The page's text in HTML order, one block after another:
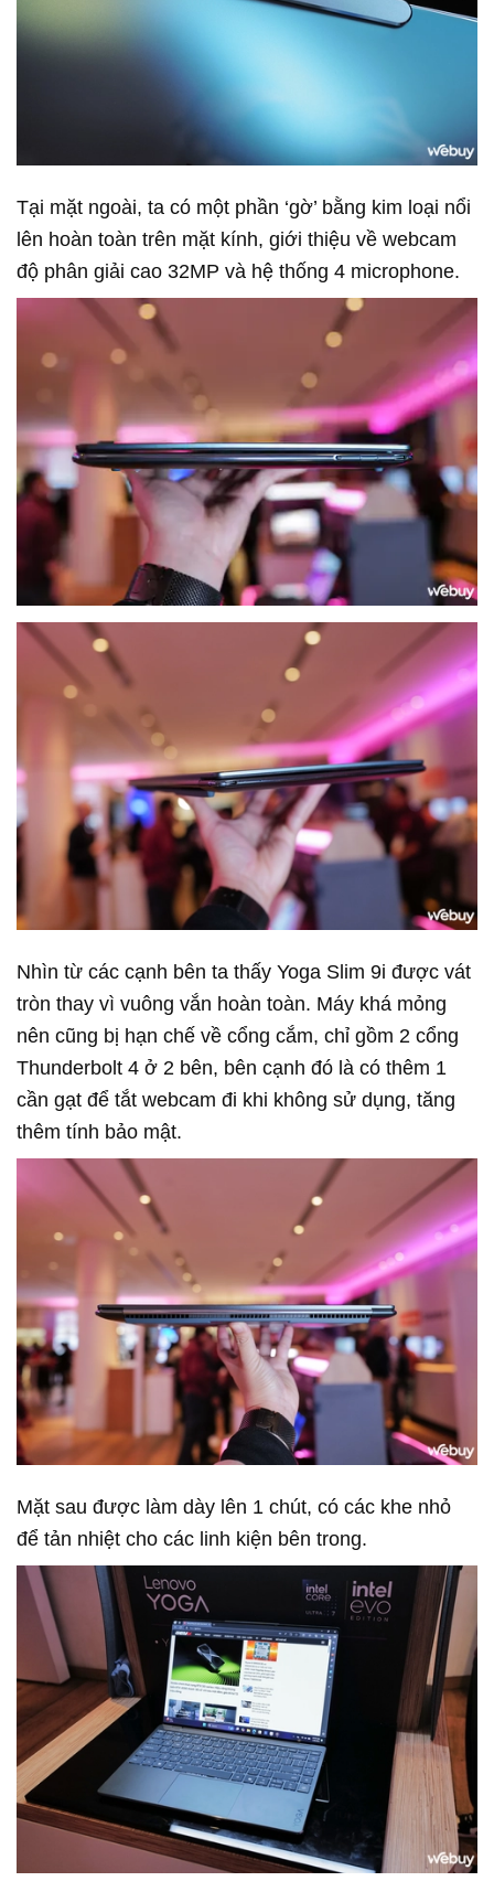
Tại mặt ngoài, ta có một phần ‘gờ’ bằng kim loại nổi
lên hoàn toàn trên mặt kính, giới thiệu về webcam
độ phân giải cao 32MP và hệ thống 4 microphone.
Nhìn từ các cạnh bên ta thấy Yoga Slim 9i được vát
tròn thay vì vuông vắn hoàn toàn. Máy khá mỏng
nên cũng bị hạn chế về cổng cắm, chỉ gồm 2 cổng
Thunderbolt 4 ở 2 bên, bên cạnh đó là có thêm 1
cần gạt để tắt webcam đi khi không sử dụng, tăng
thêm tính bảo mật.
Mặt sau được làm dày lên 1 chút, có các khe nhỏ
để tản nhiệt cho các linh kiện bên trong.